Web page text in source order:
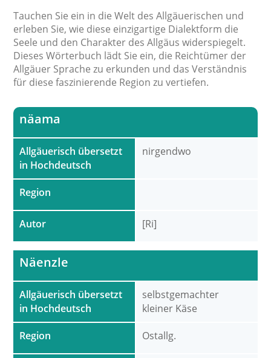
Tauchen Sie ein in die Welt des Allgäuerischen und
erleben Sie, wie diese einzigartige Dialektform die
Seele und den Charakter des Allgäus widerspiegelt.
Dieses Wörterbuch lädt Sie ein, die Reichtümer der
Allgäuer Sprache zu erkunden und das Verständnis
für diese faszinierende Region zu vertiefen.
Allgäuerisch übersetzt
in Hochdeutsch
Region
Autor
näama
nirgendwo
[Ri]
Allgäuerisch übersetzt
in Hochdeutsch
Region
Näenzle
selbstgemachter
kleiner Käse
Ostallg.